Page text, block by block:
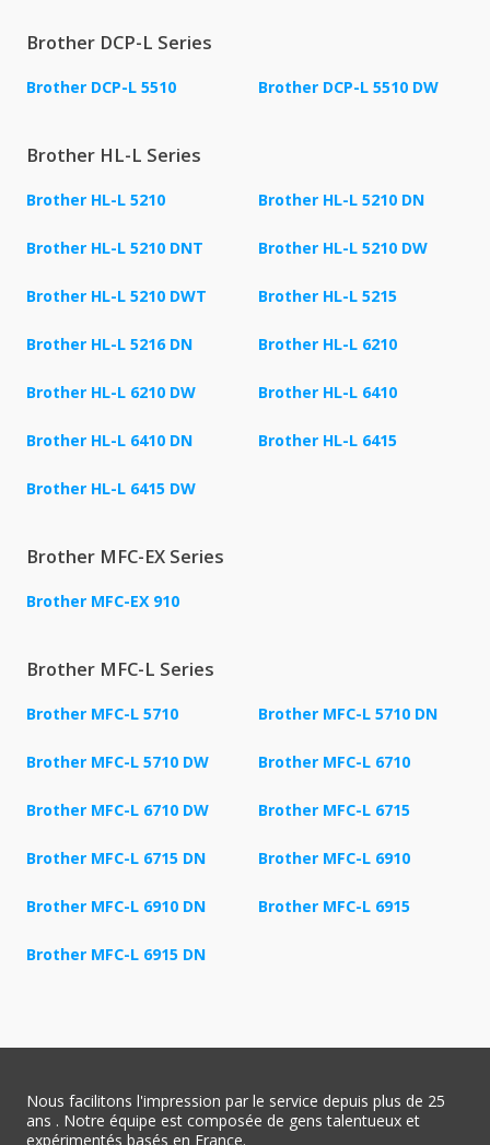
Brother DCP-L Series
Brother DCP-L 5510 Brother DCP-L 5510 DW
Brother HL-L Series
Brother HL-L 5210 Brother HL-L 5210 DN
Brother HL-L 5210 DNT Brother HL-L 5210 DW
Brother HL-L 5210 DWT Brother HL-L 5215
Brother HL-L 5216 DN Brother HL-L 6210
Brother HL-L 6210 DW Brother HL-L 6410
Brother HL-L 6410 DN Brother HL-L 6415
Brother HL-L 6415 DW
Brother MFC-EX Series
Brother MFC-EX 910
Brother MFC-L Series
Brother MFC-L 5710 Brother MFC-L 5710 DN
Brother MFC-L 5710 DW Brother MFC-L 6710
Brother MFC-L 6710 DW Brother MFC-L 6715
Brother MFC-L 6715 DN Brother MFC-L 6910
Brother MFC-L 6910 DN Brother MFC-L 6915
Brother MFC-L 6915 DN
Nous facilitons l'impression par le service depuis plus de 25
ans . Notre équipe est composée de gens talentueux et
expérimentés basés en France.